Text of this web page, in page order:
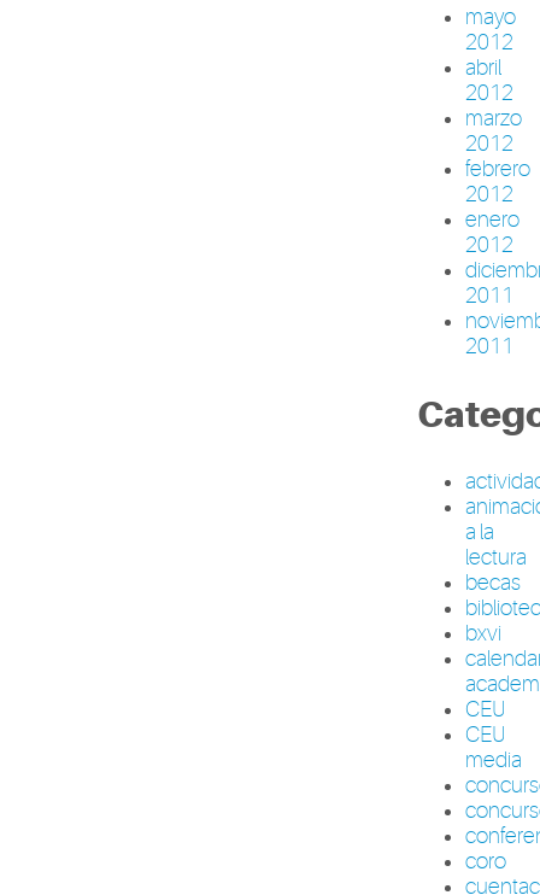
mayo
2012
abril
2012
marzo
2012
febrero
2012
enero
2012
2011
2011
a la
lectura
becas
bxvi
CEU
CEU
media
coro